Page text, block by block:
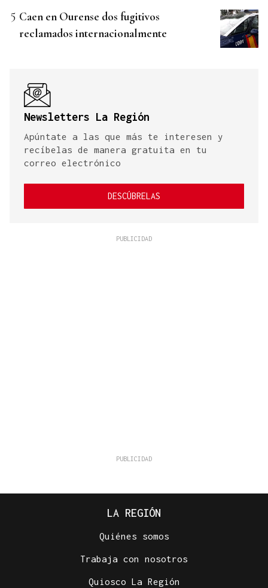
Caen en Ourense dos fugitivos
reclamados internacionalmente
Newsletters La Región
Apúntate a las que más te interesen y
recíbelas de manera gratuita en tu
correo electrónico
DESCÚBRELAS
LA REGIÓN
Quiénes somos
Trabaja con nosotros
Quiosco La Región